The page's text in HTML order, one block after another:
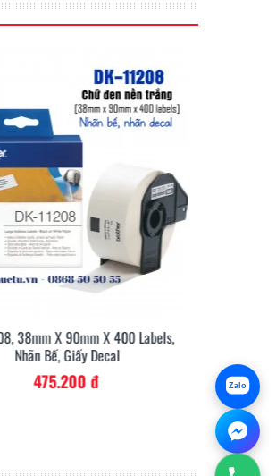
phòng, quản lý trang thiết bị,
38mm X 90mm X 400 Labels,
Nhãn Bế, Giấy Decal
475.200 đ Zalo